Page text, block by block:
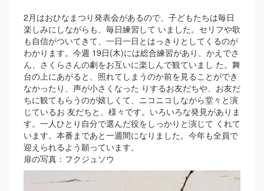
2月はおひなまつり発表会があるので、子どもたちは毎日
楽しみにしながらも、毎日練習して いました。セリフや歌
も自信がついてきて、一日一日とはっきりとしてくるのが
わかります。今週 19日(木)には総合練習があり、かえでさ
ん、さくらさんの劇をお互いに楽しんで観ていまし た。舞
台の上にあがると、照れてしまうのか前を見ることができ
なかったり、声が小さくなった りするお友だちや、お友だ
ちに観てもらうのが嬉しくて、ニコニコしながら堂々と演
じているお 友だちと、様々です。いろいろな発見がありま
す。一人ひとり自分で選んだ役をしっかりと演じて くれて
います。本番まであと一週間になりました。今年も全員で
迎えられるよう願っています。
扉の写真：フクジュソウ